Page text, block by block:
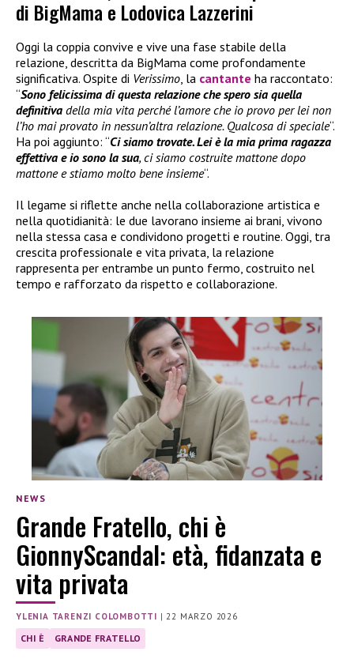
di BigMama e Lodovica Lazzerini
Oggi la coppia convive e vive una fase stabile della
relazione, descritta da BigMama come profondamente
significativa. Ospite di Verissimo , la cantante ha raccontato:
“Sono felicissima di questa relazione che spero sia quella
definitiva della mia vita perché l’amore che io provo per lei non
l’ho mai provato in nessun’altra relazione. Qualcosa di speciale“.
Ha poi aggiunto: “Ci siamo trovate. Lei è la mia prima ragazza
effettiva e io sono la sua, ci siamo costruite mattone dopo
mattone e stiamo molto bene insieme“.
Il legame si riflette anche nella collaborazione artistica e
nella quotidianità: le due lavorano insieme ai brani, vivono
nella stessa casa e condividono progetti e routine. Oggi, tra
crescita professionale e vita privata, la relazione
rappresenta per entrambe un punto fermo, costruito nel
tempo e rafforzato da rispetto e collaborazione.
NEWS
Grande Fratello, chi è
GionnyScandal: età, fidanzata e
vita privata
YLENIA TARENZI COLOMBOTTI |22 MARZO 2026
CHI È GRANDE FRATELLO